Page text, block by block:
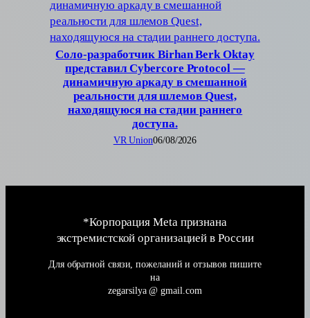
Соло-разработчик Birhan Berk Oktay
представил Cybercore Protocol —
динамичную аркаду в смешанной
реальности для шлемов Quest,
находящуюся на стадии раннего
доступа.
VR Union06/08/2026
*Корпорация Meta признана
экстремистской организацией в России
Для обратной связи, пожеланий и отзывов пишите
на
zegarsilya @ gmail.com